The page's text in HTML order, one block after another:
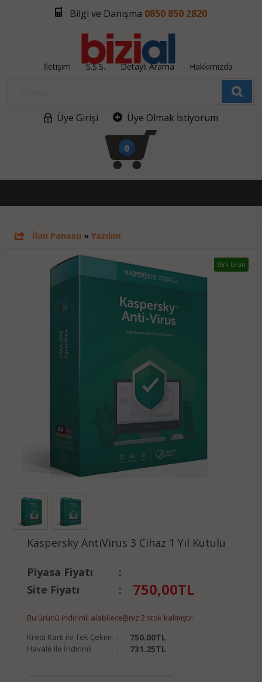
Bilgi ve Danışma 0850 850 2820
İletişim S.S.S. Detaylı Arama Hakkımızda
Üye Girişi Üye Olmak İstiyorum
0
İlan Panosu » Yazılım
Yeni Ürün
Kaspersky AntiVirus 3 Cihaz 1 Yıl Kutulu
Piyasa Fiyatı
:
Site Fiyatı
: 750,00TL
Bu ürünü indirimli alabileceğiniz 2 stok kalmıştır.
Kredi Kartı ile Tek Çekim : 750.00TL
Havale ile İndirimli : 731.25TL